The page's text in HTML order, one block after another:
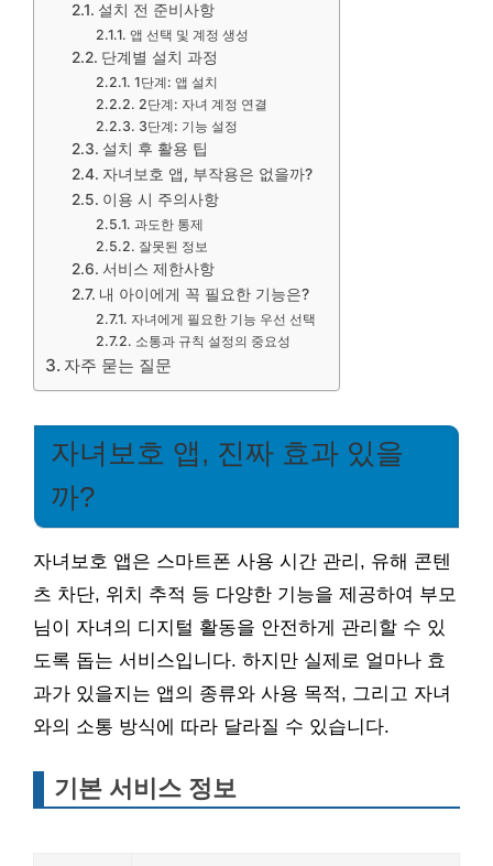
설치 전 준비사항
앱 선택 및 계정 생성
단계별 설치 과정
1단계: 앱 설치
2단계: 자녀 계정 연결
3단계: 기능 설정
설치 후 활용 팁
자녀보호 앱, 부작용은 없을까?
이용 시 주의사항
과도한 통제
잘못된 정보
서비스 제한사항
내 아이에게 꼭 필요한 기능은?
자녀에게 필요한 기능 우선 선택
소통과 규칙 설정의 중요성
자주 묻는 질문
자녀보호 앱, 진짜 효과 있을
까?
자녀보호 앱은 스마트폰 사용 시간 관리, 유해 콘텐
츠 차단, 위치 추적 등 다양한 기능을 제공하여 부모
님이 자녀의 디지털 활동을 안전하게 관리할 수 있
도록 돕는 서비스입니다. 하지만 실제로 얼마나 효
과가 있을지는 앱의 종류와 사용 목적, 그리고 자녀
와의 소통 방식에 따라 달라질 수 있습니다.
기본 서비스 정보